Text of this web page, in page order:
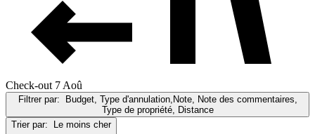
Check-out 7 Aoû
Filtrer par:
Budget, Type d'annulation,Note, Note des commentaires,
Type de propriété, Distance
Trier par:
Le moins cher